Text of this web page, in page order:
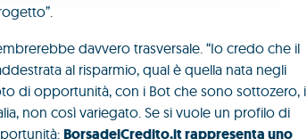
davvero trasversale. “Io credo che il
al risparmio, qual è quella nata negli
di opportunità, con i Bot che sono sottozero, i
non così variegato. Se si vuole un profilo di
BorsadelCredito.it rappresenta uno